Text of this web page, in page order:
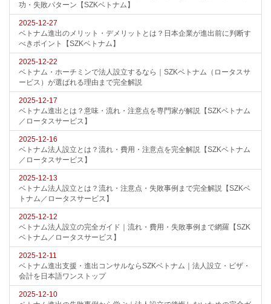
功・失敗パターン【SZKベトナム】
2025-12-27
ベトナム進出のメリット・デメリットとは？日本企業が進出前に判断す
べきポイント【SZKベトナム】
2025-12-22
ベトナム・ホーチミンで法人設立するなら｜SZKベトナム（ロータスサ
ービス）が選ばれる理由まで完全解説
2025-12-17
ベトナム進出とは？意味・流れ・注意点を専門家が解説【SZKベトナム
／ロータスサービス】
2025-12-16
ベトナム法人設立とは？流れ・費用・注意点を完全解説【SZKベトナム
／ロータスサービス】
2025-12-13
ベトナム法人設立とは？流れ・注意点・失敗事例まで完全解説【SZKベ
トナム／ロータスサービス】
2025-12-12
ベトナム法人設立の完全ガイド｜流れ・費用・失敗事例まで網羅【SZK
ベトナム／ロータスサービス】
2025-12-11
ベトナム進出支援・進出コンサルならSZKベトナム｜法人設立・ビザ・
会計を日本語ワンストップ
2025-12-10